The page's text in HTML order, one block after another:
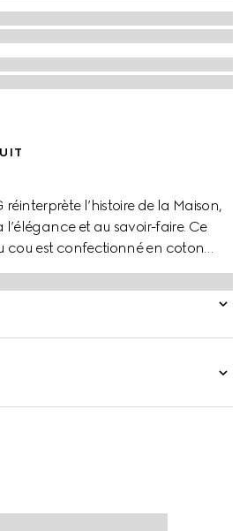
l’histoire de la Maison,
et au savoir-faire. Ce
cou est confectionné en coton
à losanges GG.